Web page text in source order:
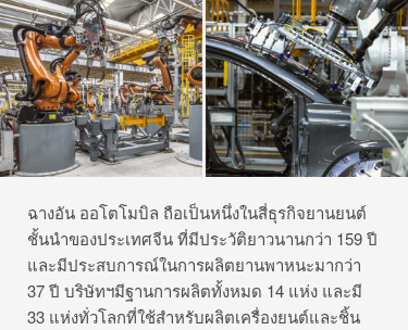
ฉางอัน ออโตโมบิล ถือเป็นหนึ่งในสี่ธุรกิจยานยนต์
ชั้นนำของประเทศจีน ที่มีประวัติยาวนานกว่า 159 ปี
และมีประสบการณ์ในการผลิตยานพาหนะมากว่า
37 ปี บริษัทฯมีฐานการผลิตทั้งหมด 14 แห่ง และมี
33 แห่งทั่วโลกที่ใช้สำหรับผลิตเครื่องยนต์และชิ้น